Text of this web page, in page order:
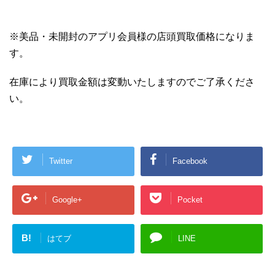
※美品・未開封のアプリ会員様の店頭買取価格になりま
す。
在庫により買取金額は変動いたしますのでご了承くださ
い。
Twitter Facebook
Google+ Pocket
B! はてブ LINE